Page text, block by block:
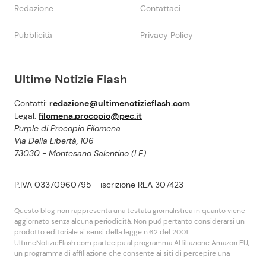
Ultime Notizie Flash
Contatti: redazione@ultimenotizieflash.com
Legal: filomena.procopio@pec.it
Purple di Procopio Filomena
Via Della Libertà, 106
73030 - Montesano Salentino (LE)
P.IVA 03370960795 - iscrizione REA 307423
Questo blog non rappresenta una testata giornalistica in quanto viene
aggiornato senza alcuna periodicità. Non puó pertanto considerarsi un
prodotto editoriale ai sensi della legge n.62 del 2001.
UltimeNotizieFlash.com partecipa al programma Affiliazione Amazon EU,
un programma di affiliazione che consente ai siti di percepire una
Redazione Contattaci
Pubblicità Privacy Policy